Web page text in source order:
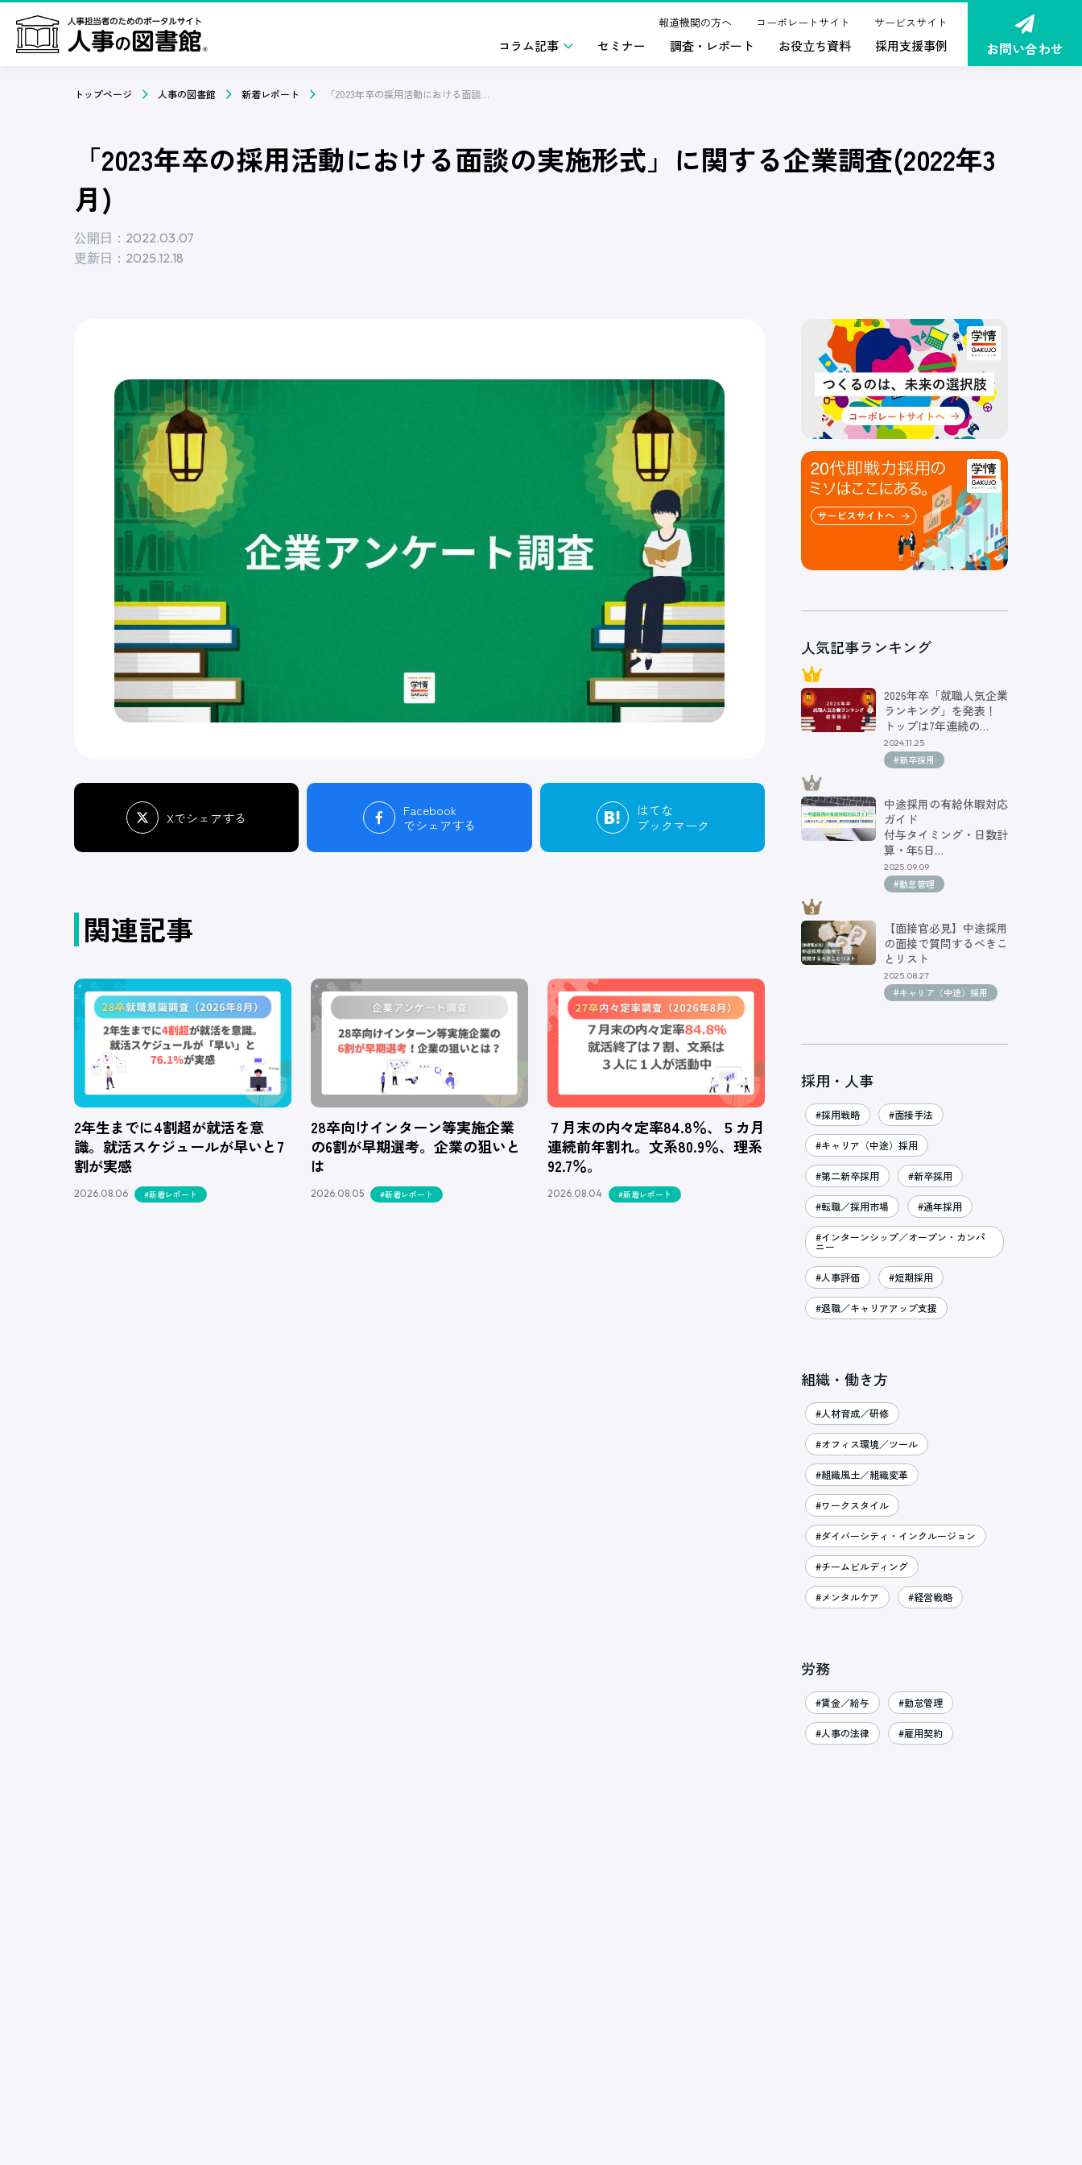
報道機関の方へ コーポレートサイト サービスサイト
コラム記事 セミナー 調査・レポート お役立ち資料 採用支援事例 お問い合わせ
トップページ 人事の図書館 新着レポート 「2023年卒の採用活動における面談の実施形式」に関する企業調査(2022年3月)
「2023年卒の採用活動における面談の実施形式」に関する企業調査(2022年3
月)
公開日：2022.03.07
更新日：2025.12.18
Xでシェアする
Facebook
でシェアする
はてな
ブックマーク
関連記事
2年生までに4割超が就活を意
識。就活スケジュールが早いと7
割が実感
2026.08.06 #新着レポート
28卒向けインターン等実施企業
の6割が早期選考。企業の狙いと
は
2026.08.05 #新着レポート
７月末の内々定率84.8％、５カ月
連続前年割れ。文系80.9％、理系
92.7％。
2026.08.04 #新着レポート
人気記事ランキング
2026年卒「就職人気企業
ランキング」を発表！
トップは7年連続の…
2024.11.25
#新卒採用
中途採用の有給休暇対応
ガイド
付与タイミング・日数計
算・年5日…
2025.09.09
#勤怠管理
【面接官必見】中途採用
の面接で質問するべきこ
とリスト
2025.08.27
#キャリア（中途）採用
採用・人事
#採用戦略 #面接手法
#キャリア（中途）採用
#第二新卒採用 #新卒採用
#転職／採用市場 #通年採用
#インターンシップ／オープン・カンパ
ニー
#人事評価 #短期採用
#退職／キャリアアップ支援
組織・働き方
#人材育成／研修
#オフィス環境／ツール
#組織風土／組織変革
#ワークスタイル
#ダイバーシティ・インクルージョン
#チームビルディング
#メンタルケア #経営戦略
労務
#賃金／給与 #勤怠管理
#人事の法律 #雇用契約